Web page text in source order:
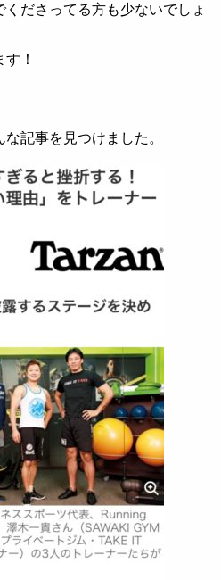
ださってる方も少ないでしょ
！
記事を見つけました。